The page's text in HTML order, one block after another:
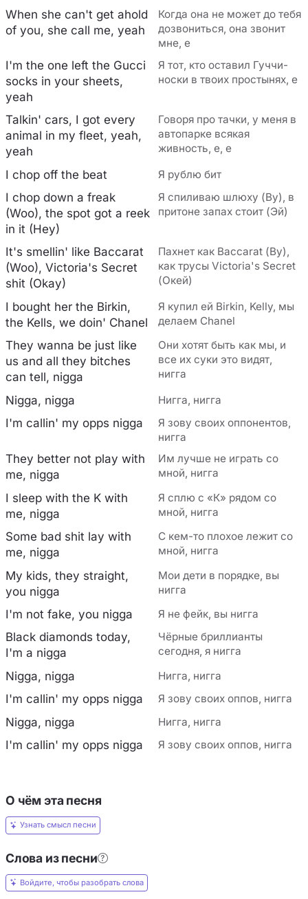
When she can't get ahold
of you, she call me, yeah
Когда она не может до тебя
дозвониться, она звонит
мне, е
I'm the one left the Gucci
socks in your sheets,
yeah
Я тот, кто оставил Гуччи-
носки в твоих простынях, е
Talkin' cars, I got every
animal in my fleet, yeah,
yeah
Говоря про тачки, у меня в
автопарке всякая
живность, е, е
I chop off the beat Я рублю бит
I chop down a freak
(Woo), the spot got a reek
in it (Hey)
Я спиливаю шлюху (Ву), в
притоне запах стоит (Эй)
It's smellin' like Baccarat
(Woo), Victoria's Secret
shit (Okay)
Пахнет как Baccarat (Ву),
как трусы Victoria's Secret
(Окей)
I bought her the Birkin,
the Kells, we doin' Chanel
Я купил ей Birkin, Kelly, мы
делаем Chanel
They wanna be just like
us and all they bitches
can tell, nigga
Они хотят быть как мы, и
все их суки это видят,
нигга
Nigga, nigga Нигга, нигга
I'm callin' my opps nigga
Я зову своих оппонентов,
нигга
They better not play with
me, nigga
Им лучше не играть со
мной, нигга
I sleep with the K with
me, nigga
Я сплю с «К» рядом со
мной, нигга
Some bad shit lay with
me, nigga
С кем-то плохое лежит со
мной, нигга
My kids, they straight,
you nigga
Мои дети в порядке, вы
нигга
I'm not fake, you nigga Я не фейк, вы нигга
Black diamonds today,
I'm a nigga
Чёрные бриллианты
сегодня, я нигга
Nigga, nigga Нигга, нигга
I'm callin' my opps nigga Я зову своих оппов, нигга
Nigga, nigga Нигга, нигга
I'm callin' my opps nigga Я зову своих оппов, нигга
О чём эта песня
Узнать смысл песни
Слова из песни
Войдите, чтобы разобрать слова